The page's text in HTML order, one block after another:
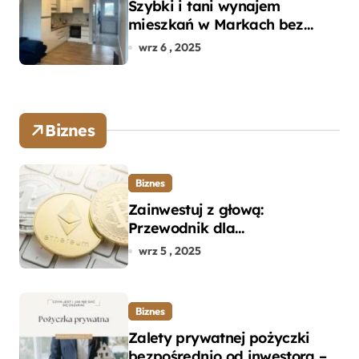
Szybki i tani wynajem
mieszkań w Markach bez
pośredników
wrz 6 , 2025
Biznes
Biznes
Zainwestuj z głową:
Przewodnik dla
początkujących w zakupie
wrz 5 , 2025
Biznes
Zalety prywatnej pożyczki